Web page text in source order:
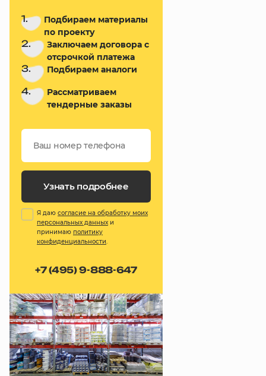
1.
Подбираем материалы
по проекту
2.
Заключаем договора с
отсрочкой платежа
3. Подбираем аналоги
4.
Рассматриваем
тендерные заказы
Узнать подробнее
Я даю согласие на обработку моих
персональных данных и
принимаю политику
конфиденциальности.
+7 (495) 9-888-647